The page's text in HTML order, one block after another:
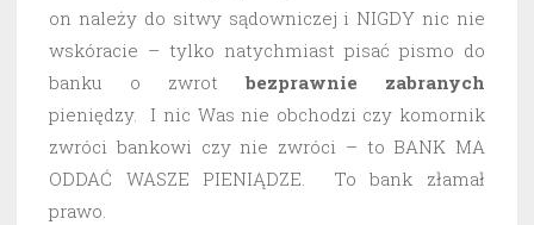
on należy do sitwy sądowniczej i NIGDY nic nie
wskóracie – tylko natychmiast pisać pismo do
banku o zwrot bezprawnie
zabranych
pieniędzy. I nic Was nie obchodzi czy komornik
zwróci bankowi czy nie zwróci – to BANK MA
ODDAĆ WASZE PIENIĄDZE. To bank złamał
prawo.